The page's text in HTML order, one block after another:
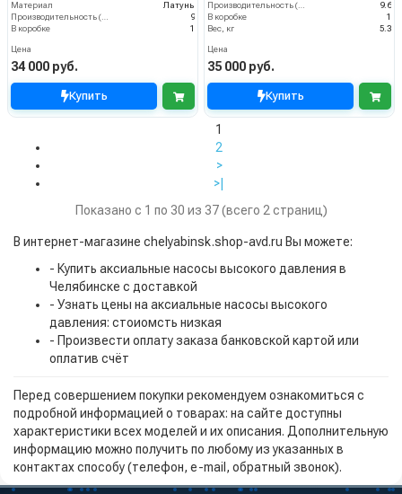
Материал
Латунь
Производительность (л/мин)
9
В коробке
1
Цена
34 000 руб.
Купить
Производительность (л/мин)
9.6
В коробке
1
Вес, кг
5.3
Цена
35 000 руб.
Купить
1
2
>
>|
Показано с 1 по 30 из 37 (всего 2 страниц)
В интернет-магазине chelyabinsk.shop-avd.ru Вы можете:
- Купить аксиальные насосы высокого давления в
Челябинске с доставкой
- Узнать цены на аксиальные насосы высокого
давления: стоиомсть низкая
- Произвести оплату заказа банковской картой или
оплатив счёт
Перед совершением покупки рекомендуем ознакомиться с
подробной информацией о товарах: на сайте доступны
характеристики всех моделей и их описания. Дополнительную
информацию можно получить по любому из указанных в
контактах способу (телефон, e-mail, обратный звонок).